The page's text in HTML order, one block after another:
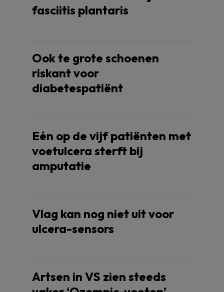
fasciitis plantaris
Ook te grote schoenen
riskant voor
diabetespatiënt
Eén op de vijf patiënten met
voetulcera sterft bij
amputatie
Vlag kan nog niet uit voor
ulcera-sensors
Artsen in VS zien steeds